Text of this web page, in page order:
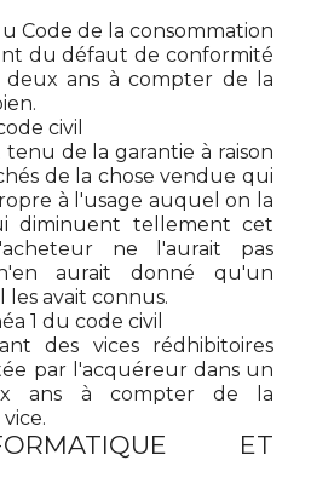
Code de la consommation
du défaut de conformité
deux ans à compter de la
civil
de la garantie à raison
de la chose vendue qui
à l'usage auquel on la
diminuent tellement cet
ne l'aurait pas
aurait donné qu'un
les avait connus.
1 du code civil
des vices rédhibitoires
par l'acquéreur dans un
ans à compter de la
ET